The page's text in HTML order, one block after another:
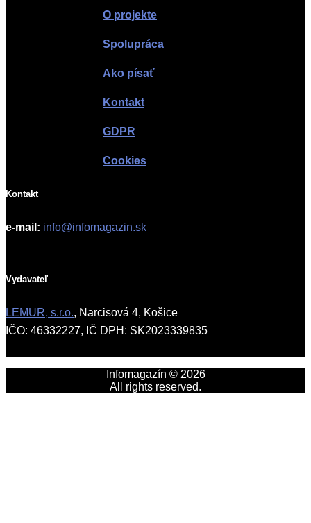
O projekte
Spolupráca
Ako písať
Kontakt
GDPR
Cookies
Kontakt
e-mail: info@infomagazin.sk
Vydavateľ
LEMUR, s.r.o., Narcisová 4, Košice
IČO: 46332227, IČ DPH: SK2023339835
Infomagazín © 2026
All rights reserved.